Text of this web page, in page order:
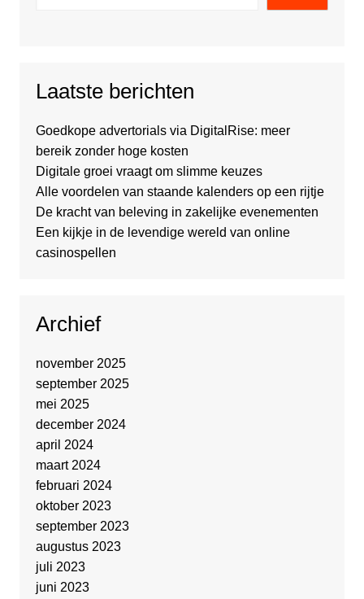
Laatste berichten
Goedkope advertorials via DigitalRise: meer
bereik zonder hoge kosten
Digitale groei vraagt om slimme keuzes
Alle voordelen van staande kalenders op een rijtje
De kracht van beleving in zakelijke evenementen
Een kijkje in de levendige wereld van online
casinospellen
Archief
november 2025
september 2025
mei 2025
december 2024
april 2024
maart 2024
februari 2024
oktober 2023
september 2023
augustus 2023
juli 2023
juni 2023